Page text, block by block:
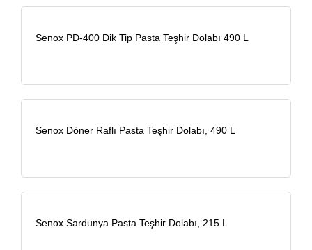
Senox PD-400 Dik Tip Pasta Teşhir Dolabı 490 L
Senox Döner Raflı Pasta Teşhir Dolabı, 490 L
Senox Sardunya Pasta Teşhir Dolabı, 215 L